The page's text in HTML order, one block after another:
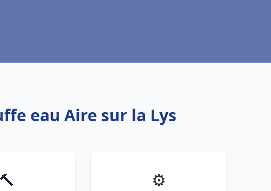
eau Aire sur la Lys
🔨 ⚙️